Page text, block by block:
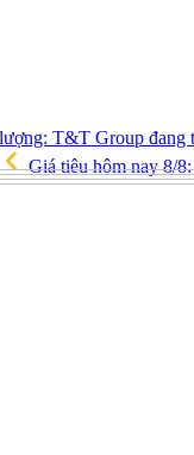
T&T Group đang
Giá tiêu hôm nay 8/